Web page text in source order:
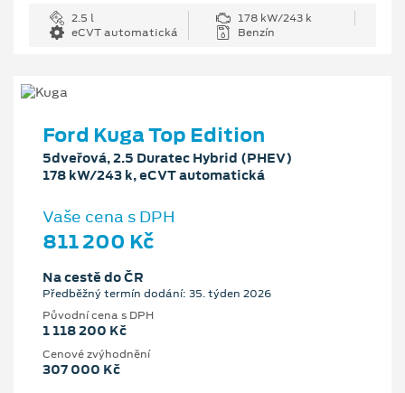
2.5 l
178 kW/243 k
eCVT automatická
Benzín
Ford Kuga Top Edition
5dveřová, 2.5 Duratec Hybrid (PHEV)
178 kW/243 k, eCVT automatická
Vaše cena s DPH
811 200 Kč
Na cestě do ČR
Předběžný termín dodání: 35. týden 2026
Původní cena s DPH
1 118 200 Kč
Cenové zvýhodnění
307 000 Kč